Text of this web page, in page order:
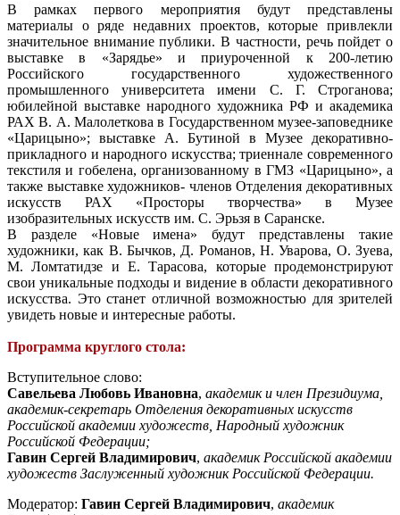
В рамках первого мероприятия будут представлены
материалы о ряде недавних проектов, которые привлекли
значительное внимание публики. В частности, речь пойдет о
выставке в «Зарядье» и приуроченной к 200-летию
Российского государственного художественного
промышленного университета имени С. Г. Строганова;
юбилейной выставке народного художника РФ и академика
РАХ В. А. Малолеткова в Государственном музее-заповеднике
«Царицыно»; выставке А. Бутиной в Музее декоративно-
прикладного и народного искусства; триеннале современного
текстиля и гобелена, организованному в ГМЗ «Царицыно», а
также выставке художников- членов Отделения декоративных
искусств РАХ «Просторы творчества» в Музее
изобразительных искусств им. С. Эрьзя в Саранске.
В разделе «Новые имена» будут представлены такие
художники, как В. Бычков, Д. Романов, Н. Уварова, О. Зуева,
М. Ломтатидзе и Е. Тарасова, которые продемонстрируют
свои уникальные подходы и видение в области декоративного
искусства. Это станет отличной возможностью для зрителей
увидеть новые и интересные работы.
Программа круглого стола:
Вступительное слово:
Савельева Любовь Ивановна, академик и член Президиума,
академик-секретарь Отделения декоративных искусств
Российской академии художеств, Народный художник
Российской Федерации;
Гавин Сергей Владимирович, академик Российской академии
художеств Заслуженный художник Российской Федерации.
Модератор: Гавин Сергей Владимирович, академик